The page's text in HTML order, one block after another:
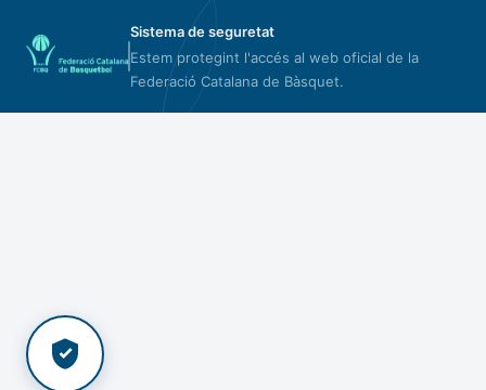
Sistema de seguretat
Estem protegint l'accés al web oficial de la
Federació Catalana de Bàsquet.